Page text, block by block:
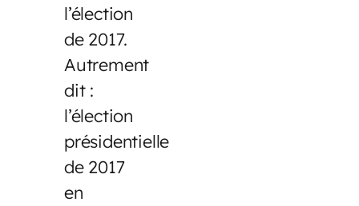
l’élection
de 2017.
Autrement
dit :
l’élection
présidentielle
de 2017
en